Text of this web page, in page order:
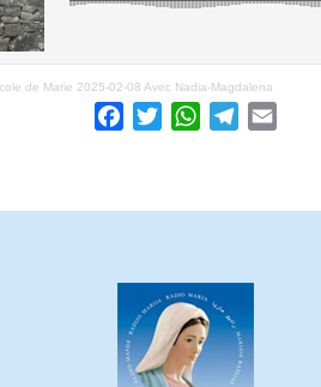
de Marie 2025-02-08 Avec Nadia-Magdalena
Facebook
TwitterWhatsApp
Telegram